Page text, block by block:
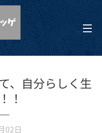
ゲ
、自分らしく生
！
02日